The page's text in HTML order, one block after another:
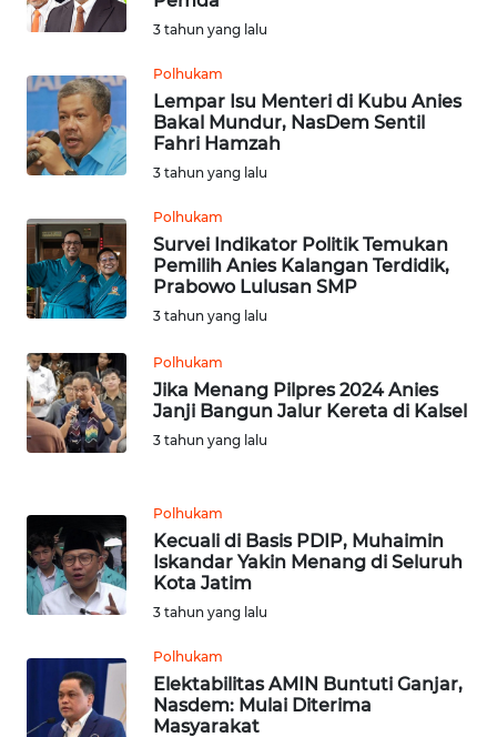
3 tahun yang lalu
Polhukam
Lempar Isu Menteri di Kubu Anies
Bakal Mundur, NasDem Sentil
Fahri Hamzah
3 tahun yang lalu
Polhukam
Survei Indikator Politik Temukan
Pemilih Anies Kalangan Terdidik,
Prabowo Lulusan SMP
3 tahun yang lalu
Polhukam
Jika Menang Pilpres 2024 Anies
Janji Bangun Jalur Kereta di Kalsel
3 tahun yang lalu
Polhukam
Kecuali di Basis PDIP, Muhaimin
Iskandar Yakin Menang di Seluruh
Kota Jatim
3 tahun yang lalu
Polhukam
Elektabilitas AMIN Buntuti Ganjar,
Nasdem: Mulai Diterima
Masyarakat
KALTENG
KALTARA
WN
KALSEL
WN
KALTIM
WN
WN
GORONTALO
WN
MALUKU
MALUT
WN